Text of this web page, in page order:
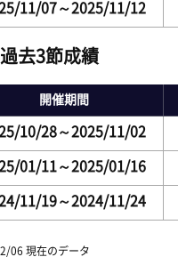
11/07～2025/11/12
去3節成績
開催期間
10/28～2025/11/02
01/11～2025/01/16
11/19～2024/11/24
06 現在のデータ